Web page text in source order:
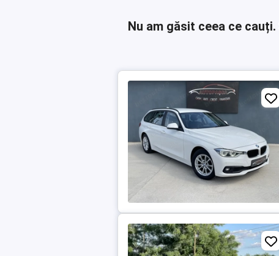
Nu am găsit ceea ce cauți.